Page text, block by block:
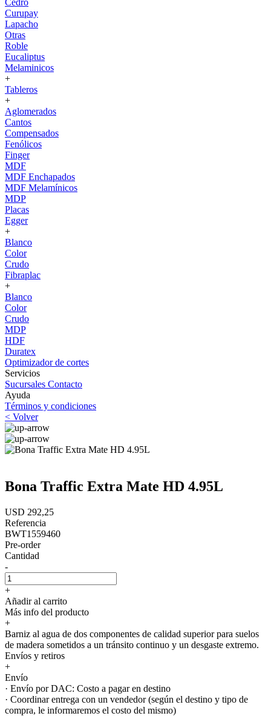
Cedro
Curupay
Lapacho
Otras
Roble
Eucaliptus
Melaminicos
+
Tableros
+
Aglomerados
Cantos
Compensados
Fenólicos
Finger
MDF
MDF Enchapados
MDF Melamínicos
MDP
Placas
Egger
+
Blanco
Color
Crudo
Fibraplac
+
Blanco
Color
Crudo
MDP
HDF
Duratex
Optimizador de cortes
Servicios
Sucursales Contacto
Ayuda
Términos y condiciones
< Volver
Bona Traffic Extra Mate HD 4.95L
USD 292,25
Referencia
BWT1559460
Pre-order
Cantidad
-
+
Añadir al carrito
Más info del producto
+
Barniz al agua de dos componentes de calidad superior para suelos
de madera sometidos a un tránsito continuo y un desgaste extremo.
Envíos y retiros
+
Envío
· Envío por DAC: Costo a pagar en destino
· Coordinar entrega con un vendedor (según el destino y tipo de
compra, le informaremos el costo del mismo)